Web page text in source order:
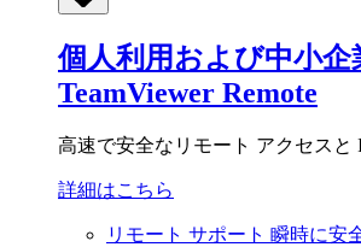
個人利用および中小企
TeamViewer Remote
高速で安全なリモート アクセスと
詳細はこちら
リモート サポート 瞬時に安